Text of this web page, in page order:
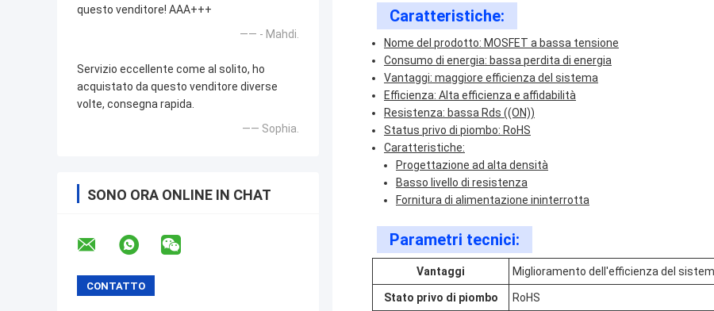
questo venditore! AAA+++
—— - Mahdi.
Servizio eccellente come al solito, ho
acquistato da questo venditore diverse
volte, consegna rapida.
—— Sophia.
SONO ORA ONLINE IN CHAT
Caratteristiche:
Nome del prodotto: MOSFET a bassa tensione
Consumo di energia: bassa perdita di energia
Vantaggi: maggiore efficienza del sistema
Efficienza: Alta efficienza e affidabilità
Resistenza: bassa Rds ((ON))
Status privo di piombo: RoHS
Caratteristiche:
Progettazione ad alta densità
Basso livello di resistenza
Fornitura di alimentazione ininterrotta
Parametri tecnici:
Vantaggi Miglioramento dell'efficienza del
Stato privo di piombo RoHS